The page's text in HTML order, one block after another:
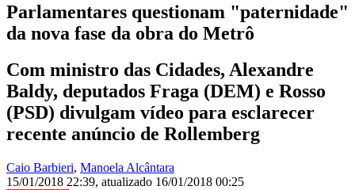
Parlamentares questionam "paternidade"
da nova fase da obra do Metrô
Com ministro das Cidades, Alexandre
Baldy, deputados Fraga (DEM) e Rosso
(PSD) divulgam vídeo para esclarecer
recente anúncio de Rollemberg
Caio Barbieri, Manoela Alcântara
15/01/2018 22:39, atualizado 16/01/2018 00:25